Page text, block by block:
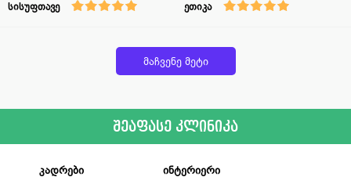
სისუფთავე ეთიკა
მაჩვენე მეტი
შეაფასე კლინიკა
კადრები ინტერიერი